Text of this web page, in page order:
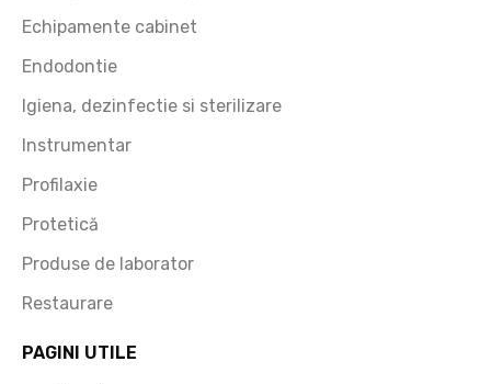
Echipamente cabinet
Endodontie
Igiena, dezinfectie si sterilizare
Instrumentar
Profilaxie
Protetică
Produse de laborator
Restaurare
PAGINI UTILE